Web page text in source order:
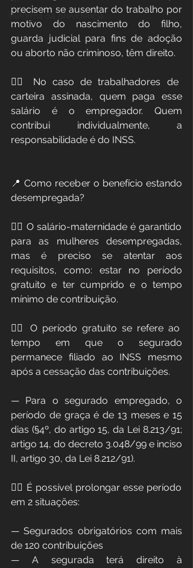
Reforma da previdência
precisem se ausentar do trabalho por
motivo do nascimento do filho,
guarda judicial para fins de adoção
ou aborto não criminoso, têm direito.
👉🏻 No caso de trabalhadores de
carteira assinada, quem paga esse
salário é o empregador. Quem
contribui individualmente, a
responsabilidade é do INSS.
📍 Como receber o benefício estando
desempregada?
👉🏻 O salário-maternidade é garantido
para as mulheres desempregadas,
mas é preciso se atentar aos
requisitos, como: estar no período
gratuito e ter cumprido e o tempo
mínimo de contribuição.
👉🏻 O período gratuito se refere ao
tempo em que o segurado
permanece filiado ao INSS mesmo
após a cessação das contribuições.
— Para o segurado empregado, o
período de graça é de 13 meses e 15
dias (§4º, do artigo 15, da Lei 8.213/91;
artigo 14, do decreto 3.048/99 e inciso
II, artigo 30, da Lei 8.212/91).
👉🏻 É possível prolongar esse período
em 2 situações:
— Segurados obrigatórios com mais
de 120 contribuições
— A segurada terá direito à